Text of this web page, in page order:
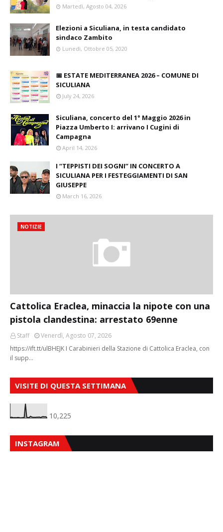
Martedì, Agosto 04, 2026
Elezioni a Siculiana, in testa candidato
sindaco Zambito
Lunedì, Ottobre 05, 2020
📅 ESTATE MEDITERRANEA 2026 – COMUNE DI
SICULIANA
July 24, 2026
Siculiana, concerto del 1° Maggio 2026 in
Piazza Umberto I: arrivano I Cugini di
Campagna
April 14, 2026
I “TEPPISTI DEI SOGNI” IN CONCERTO A
SICULIANA PER I FESTEGGIAMENTI DI SAN
GIUSEPPE
March 16, 2026
NOTIZIE
Cattolica Eraclea, minaccia la nipote con una
pistola clandestina: arrestato 69enne
Staff
Venerdì, Agosto 07, 2026
https://ift.tt/ulBHEJK I Carabinieri della Stazione di Cattolica Eraclea, con
il supp…
VISITE DI QUESTA SETTIMANA
10,225
INSTAGRAM